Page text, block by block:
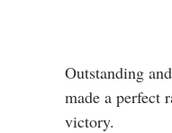
Outstanding
made a perfect
victory.